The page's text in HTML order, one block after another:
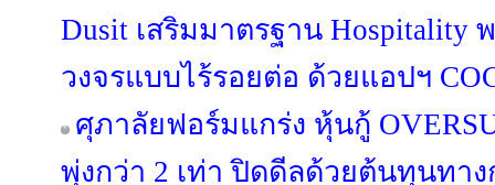
Dusit เสริมมาตรฐาน Hospitality
วงจรแบบไร้รอยต่อ ด้วยแอปฯ
ศุภาลัยฟอร์มแกร่ง หุ้นกู้
พุ่งกว่า 2 เท่า ปิดดีลด้วยต้นทุนทา